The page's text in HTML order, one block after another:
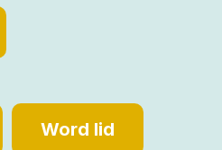
Word lid